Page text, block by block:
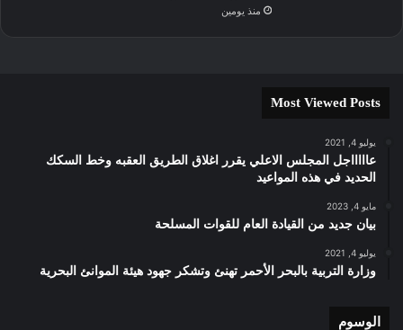
منذ يومين
Most Viewed Posts
يوليو 4, 2021
عاااااجل المجلس الاعلي يقرر اغلاق الطريق العقبه وخط السكك
الحديد في هذه المواعيد
مايو 4, 2023
بيان جديد من القيادة العام للقوات المسلحة
يوليو 4, 2021
وزارة التربية بالبحر الأحمر تهنئ وتشكر جهود هيئة الموانئ البحرية
الوسوم